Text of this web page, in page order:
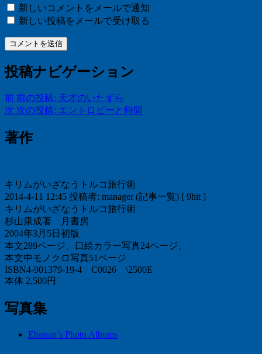
新しいコメントをメールで通知
新しい投稿をメールで受け取る
投稿ナビゲーション
前 前の投稿: 天才のいたずら
次 次の投稿: エントロピーと時間
著作
キリムがいざなうトルコ旅行術
2014-4-11 12:45 投稿者: manager (記事一覧) [ 9hit ]
キリムがいざなうトルコ旅行術
杉山康成著 月書房
2004年3月5日初版
本文289ページ、口絵カラー写真24ページ、
本文中モノクロ写真51ページ
ISBN4-901379-19-4 C0026 \2500E
本体 2,500円
写真集
Ebiman’s Photo Albums